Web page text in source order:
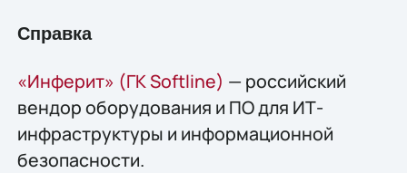
Справка
«Инферит» (ГК Softline) — российский
вендор оборудования и ПО для ИТ-
инфраструктуры и информационной
безопасности.